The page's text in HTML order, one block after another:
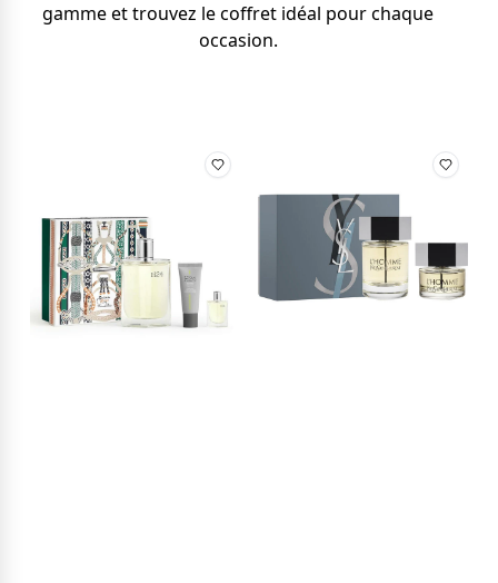
gamme et trouvez le coffret idéal pour chaque
occasion.